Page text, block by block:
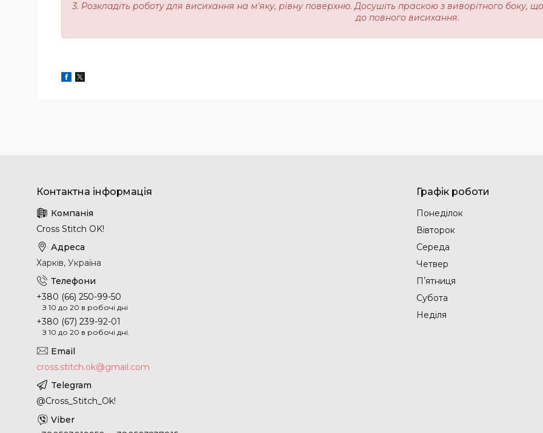
3. Розкладіть роботу для висихання на м'яку, рівну поверхню. Досушіть праскою з виворітного боку,
до повного висихання.
Cross Stitch OK!
Харків, Україна
+380 (66) 250-99-50
З 10 до 20 в робочі дні
+380 (67) 239-92-01
З 10 до 20 в робочі дні.
cross.stitch.ok@gmail.com
@Cross_Stitch_Ok!
Графік роботи
Понеділок
Вівторок
Середа
Четвер
Пʼятниця
Субота
Неділя